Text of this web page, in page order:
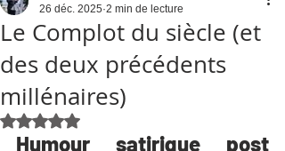
Le Complot du siècle (et
des deux précédents
millénaires)
26 déc. 2025 2 min de lecture
Noté NaN étoiles sur 5.
Humour satirique post